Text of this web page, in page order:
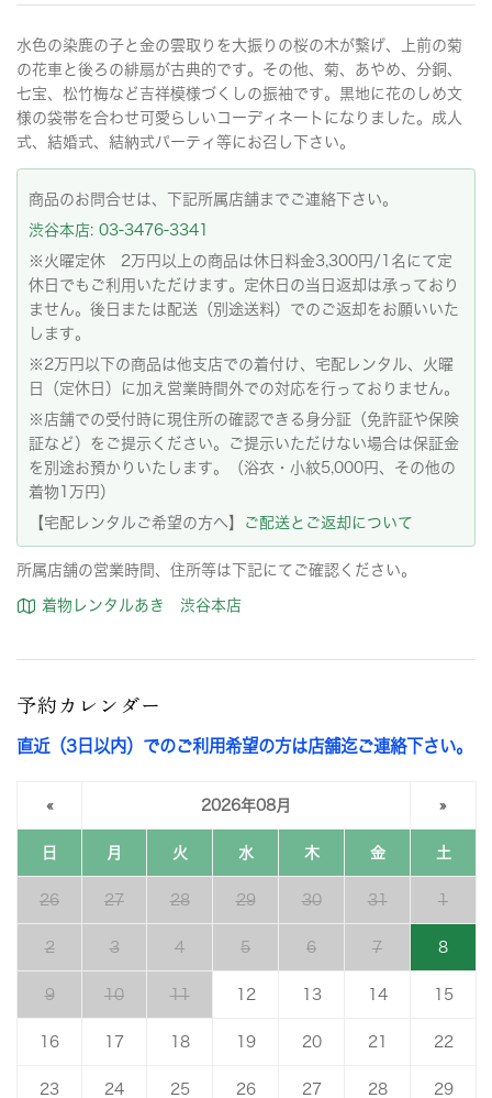
水色の染鹿の子と金の雲取りを大振りの桜の木が繋げ、上前の菊
の花車と後ろの緋扇が古典的です。その他、菊、あやめ、分銅、
七宝、松竹梅など吉祥模様づくしの振袖です。黒地に花のしめ文
様の袋帯を合わせ可愛らしいコーディネートになりました。成人
式、結婚式、結納式パーティ等にお召し下さい。
商品のお問合せは、下記所属店舗までご連絡下さい。
渋谷本店: 03-3476-3341
※火曜定休 2万円以上の商品は休日料金3,300円/1名にて定
休日でもご利用いただけます。定休日の当日返却は承っており
ません。後日または配送（別途送料）でのご返却をお願いいた
します。
※2万円以下の商品は他支店での着付け、宅配レンタル、火曜
日（定休日）に加え営業時間外での対応を行っておりません。
※店舗での受付時に現住所の確認できる身分証（免許証や保険
証など）をご提示ください。ご提示いただけない場合は保証金
を別途お預かりいたします。（浴衣・小紋5,000円、その他の
着物1万円）
【宅配レンタルご希望の方へ】
ご配送とご返却について
所属店舗の営業時間、住所等は下記にてご確認ください。
着物レンタルあき 渋谷本店
予約カレンダー
直近（3日以内）でのご利用希望の方は店舗迄ご連絡下さい。
« 2026年08月 »
日 月 火 水 木 金 土
26 27 28 29 30 31 1
2 3 4 5 6 7 8
9 10 11 12 13 14 15
16 17 18 19 20 21 22
23 24 25 26 27 28 29